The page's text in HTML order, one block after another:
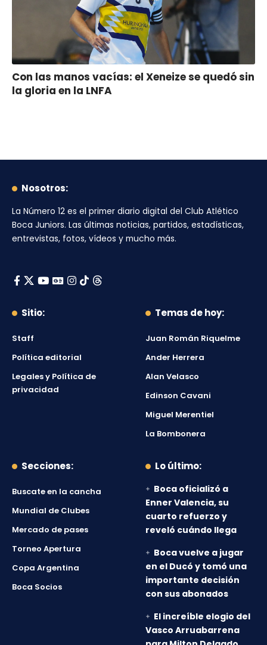
Con las manos vacías: el Xeneize se quedó sin
la gloria en la LNFA
Nosotros:
La Número 12 es el primer diario digital del Club Atlético
Boca Juniors. Las últimas noticias, partidos, estadísticas,
entrevistas, fotos, vídeos y mucho más.
Sitio:
Staff
Política editorial
Legales y Política de
privacidad
Temas de hoy:
Juan Román Riquelme
Ander Herrera
Alan Velasco
Edinson Cavani
Miguel Merentiel
La Bombonera
Secciones:
Buscate en la cancha
Mundial de Clubes
Mercado de pases
Torneo Apertura
Copa Argentina
Boca Socios
Lo último:
Boca oficializó a
Enner Valencia, su
cuarto refuerzo y
reveló cuándo llega
Boca vuelve a jugar
en el Ducó y tomó una
importante decisión
con sus abonados
El increíble elogio del
Vasco Arruabarrena